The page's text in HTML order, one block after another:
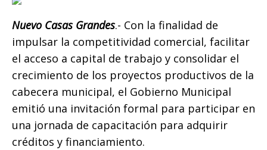
o
o
k
p
p
g
e
r
n
k
ti
r
Nuevo Casas Grandes.- Con la finalidad de
impulsar la competitividad comercial, facilitar
el acceso a capital de trabajo y consolidar el
crecimiento de los proyectos productivos de la
cabecera municipal, el Gobierno Municipal
emitió una invitación formal para participar en
una jornada de capacitación para adquirir
créditos y financiamiento.